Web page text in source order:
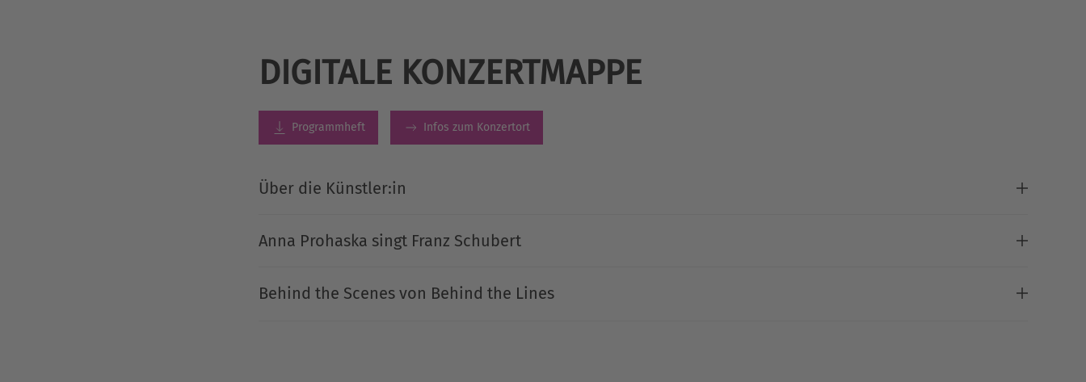
DIGITALE KONZERTMAPPE
Programmheft Infos zum Konzertort
Über die Künstler:in
Anna Prohaska singt Franz Schubert
Behind the Scenes von Behind the Lines